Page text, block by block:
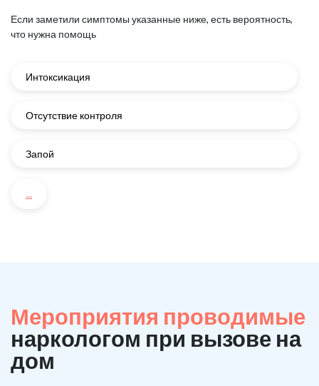
Если заметили симптомы указанные ниже, есть вероятность,
что нужна помощь
Интоксикация
Отсутствие контроля
Запой
...
Мероприятия проводимые
наркологом при вызове на
дом